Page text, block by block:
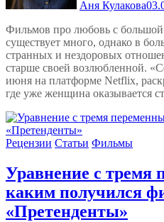
Аня Кулакова
Фильмов про любовь с большой
существует много, однако в
странных и нездоровых
старше своей возлюбленной.
июня на платформе Netflix,
где уже женщина оказывается
Рецензии Статьи Фильмы
Уравнение с тремя
каким получился
«Претенденты»